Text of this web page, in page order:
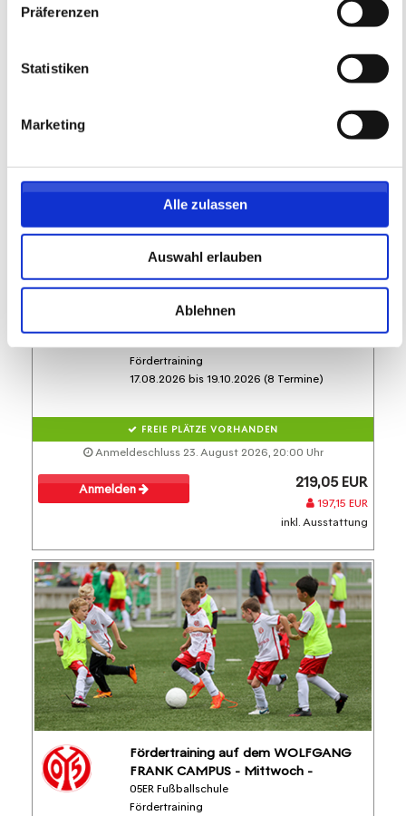
Präferenzen
Statistiken
Marketing
Alle zulassen
Auswahl erlauben
Ablehnen
219,05 EUR
inkl. Ausstattung
MÄDCHEN Fördertraining auf dem
WOLFGANG FRANK CAMPUS -
Fördertraining
17.08.2026 bis 19.10.2026 (8 Termine)
FREIE PLÄTZE VORHANDEN
Anmeldeschluss 23. August 2026, 20:00 Uhr
Anmelden 219,05 EUR
197,15 EUR
inkl. Ausstattung
Fördertraining auf dem WOLFGANG
FRANK CAMPUS - Mittwoch -
05ER Fußballschule
Fördertraining